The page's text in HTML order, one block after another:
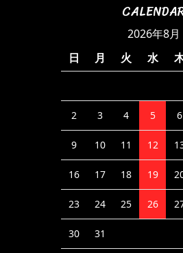
2026年8月
日
月 火 水
2 3 4 5 6
9 10 11 12
16 17 18 19
23 24 25 26
30 31